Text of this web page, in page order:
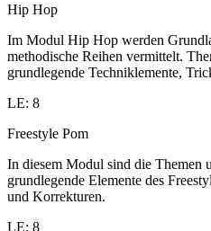
Hip Hop
Im Modul Hip Hop werden
methodische Reihen vermittelt.
grundlegende Techniklemente,
LE: 8
Freestyle Pom
In diesem Modul sind die Themen
grundlegende Elemente des
und Korrekturen.
LE: 8